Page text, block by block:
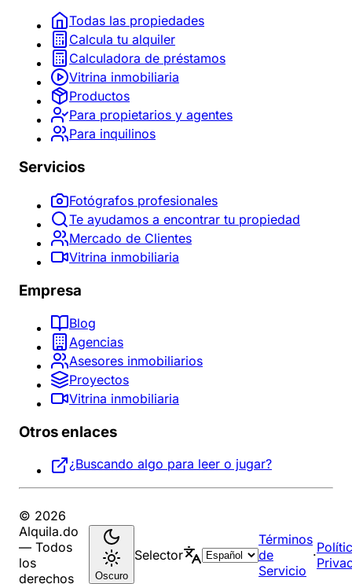
Todas las propiedades
Calcula tu alquiler
Calculadora de préstamos
Vitrina inmobiliaria
Productos
Para propietarios y agentes
Para inquilinos
Servicios
Fotógrafos profesionales
Te ayudamos a encontrar tu propiedad
Mercado de Clientes
Vitrina inmobiliaria
Empresa
Blog
Agencias
Asesores inmobiliarios
Proyectos
Vitrina inmobiliaria
Otros enlaces
¿Buscando algo para leer o jugar?
© 2026
Alquila.do
— Todos
los
derechos
Oscuro
Selector
Términos
de
Servicio
·